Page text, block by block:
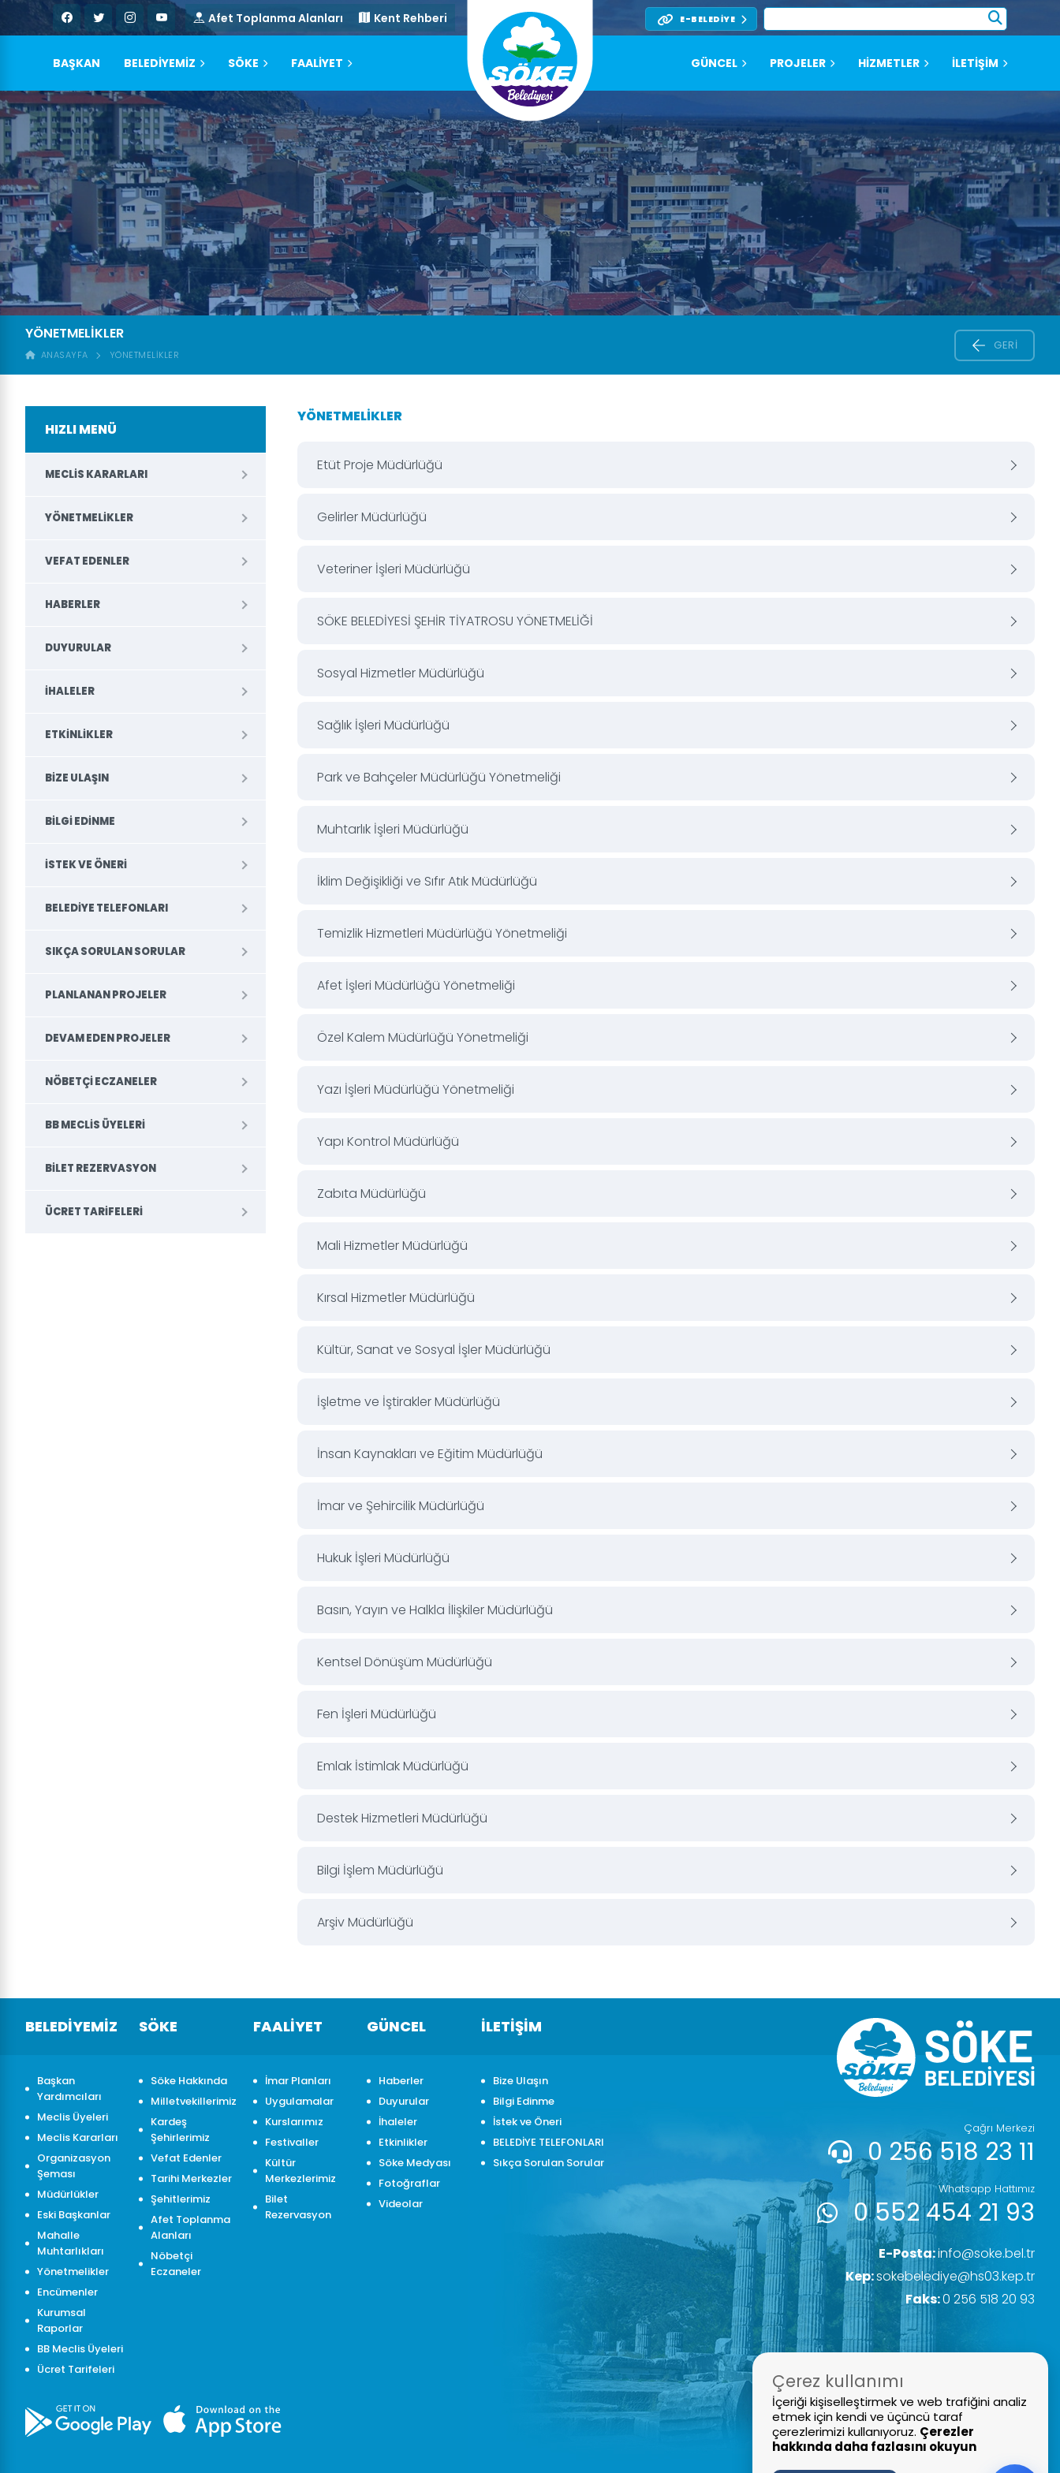
Afet Toplanma Alanları Kent Rehberi E-BELEDIYE
BAŞKAN BELEDİYEMİZ SÖKE FAALİYET GÜNCEL PROJELER HİZMETLER İLETİŞİM
YÖNETMELIKLER
ANASAYFA YÖNETMELIKLER
GERI
YÖNETMELIKLER
Etüt Proje Müdürlüğü
Gelirler Müdürlüğü
Veteriner İşleri Müdürlüğü
SÖKE BELEDİYESİ ŞEHİR TİYATROSU YÖNETMELİĞİ
Sosyal Hizmetler Müdürlüğü
Sağlık İşleri Müdürlüğü
Park ve Bahçeler Müdürlüğü Yönetmeliği
Muhtarlık İşleri Müdürlüğü
İklim Değişikliği ve Sıfır Atık Müdürlüğü
Temizlik Hizmetleri Müdürlüğü Yönetmeliği
Afet İşleri Müdürlüğü Yönetmeliği
Özel Kalem Müdürlüğü Yönetmeliği
Yazı İşleri Müdürlüğü Yönetmeliği
Yapı Kontrol Müdürlüğü
Zabıta Müdürlüğü
Mali Hizmetler Müdürlüğü
Kırsal Hizmetler Müdürlüğü
Kültür, Sanat ve Sosyal İşler Müdürlüğü
İşletme ve İştirakler Müdürlüğü
İnsan Kaynakları ve Eğitim Müdürlüğü
İmar ve Şehircilik Müdürlüğü
Hukuk İşleri Müdürlüğü
Basın, Yayın ve Halkla İlişkiler Müdürlüğü
Kentsel Dönüşüm Müdürlüğü
Fen İşleri Müdürlüğü
Emlak İstimlak Müdürlüğü
Destek Hizmetleri Müdürlüğü
Bilgi İşlem Müdürlüğü
Arşiv Müdürlüğü
HIZLI MENÜ
MECLIS KARARLARI
YÖNETMELIKLER
VEFAT EDENLER
HABERLER
DUYURULAR
İHALELER
ETKINLIKLER
BIZE ULAŞIN
BILGI EDINME
İSTEK VE ÖNERI
BELEDİYE TELEFONLARI
SIKÇA SORULAN SORULAR
PLANLANAN PROJELER
DEVAM EDEN PROJELER
NÖBETÇI ECZANELER
BB MECLIS ÜYELERI
BILET REZERVASYON
ÜCRET TARIFELERI
BELEDİYEMİZ
Başkan
Yardımcıları
Meclis Üyeleri
Meclis Kararları
Organizasyon
Şeması
Müdürlükler
Eski Başkanlar
Mahalle
Muhtarlıkları
Yönetmelikler
Encümenler
Kurumsal
Raporlar
BB Meclis Üyeleri
Ücret Tarifeleri
SÖKE
Söke Hakkında
Milletvekillerimiz
Kardeş
Şehirlerimiz
Vefat Edenler
Tarihi Merkezler
Şehitlerimiz
Afet Toplanma
Alanları
Nöbetçi
Eczaneler
FAALİYET
İmar Planları
Uygulamalar
Kurslarımız
Festivaller
Kültür
Merkezlerimiz
Bilet
Rezervasyon
GÜNCEL
Haberler
Duyurular
İhaleler
Etkinlikler
Söke Medyası
Fotoğraflar
Videolar
İLETİŞİM
Bize Ulaşın
Bilgi Edinme
İstek ve Öneri
BELEDİYE TELEFONLARI
Sıkça Sorulan Sorular
Çağrı Merkezi
0 256 518 23 11
Whatsapp Hattımız
0 552 454 21 93
E-Posta:info@soke.bel.tr
Kep:sokebelediye@hs03.kep.tr
Faks:0 256 518 20 93
Çerez kullanımı
İçeriği kişiselleştirmek ve web trafiğini analiz
etmek için kendi ve üçüncü taraf
çerezlerimizi kullanıyoruz. Çerezler
hakkında daha fazlasını okuyun